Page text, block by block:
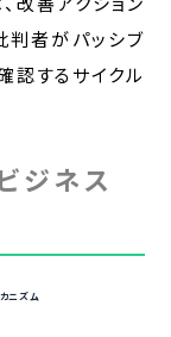
判者がパッシブ
認するサイクル
ジネス
ニズム